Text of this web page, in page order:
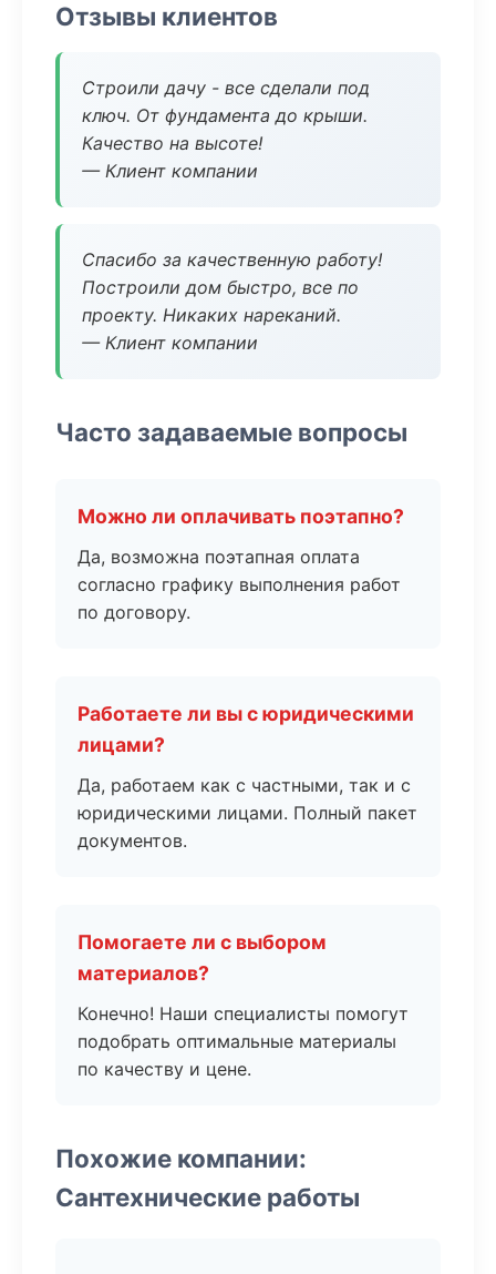
Отзывы клиентов
Строили дачу - все сделали под
ключ. От фундамента до крыши.
Качество на высоте!
— Клиент компании
Спасибо за качественную работу!
Построили дом быстро, все по
проекту. Никаких нареканий.
— Клиент компании
Часто задаваемые вопросы
Можно ли оплачивать поэтапно?
Да, возможна поэтапная оплата
согласно графику выполнения работ
по договору.
Работаете ли вы с юридическими
лицами?
Да, работаем как с частными, так и с
юридическими лицами. Полный пакет
документов.
Помогаете ли с выбором
материалов?
Конечно! Наши специалисты помогут
подобрать оптимальные материалы
по качеству и цене.
Похожие компании:
Сантехнические работы